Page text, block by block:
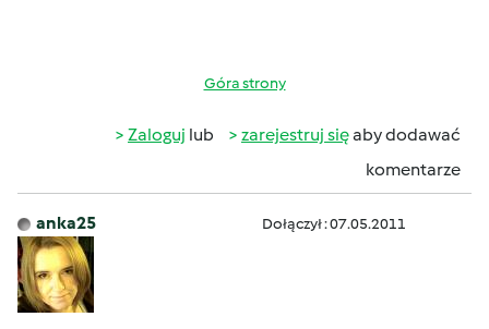
Góra strony
Zaloguj lub zarejestruj sięaby dodawać
komentarze
anka25 Dołączył : 07.05.2011